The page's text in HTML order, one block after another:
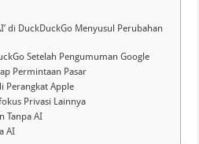
di DuckDuckGo Menyusul Perubahan
Setelah Pengumuman Google
Permintaan Pasar
Perangkat Apple
Privasi Lainnya
Tanpa AI
AI